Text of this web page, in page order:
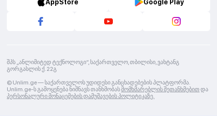
AppStore Google Play
შპს „ანლიმიტედ ტექნოლოგი“, საქართველო, თბილისი, ვახტანგ
გორგასლის ქ. 22გ
© Unlim.ge —საქართველოს უდიდესი განცხადებების პლატფორმა.
Unlim.ge-ს გამოყენება ნიშნავს თანხმობასმომხმარებლის შეთანხმებით და
პერსონალური მონაცემების დამუშავების პოლიტიკაზე.